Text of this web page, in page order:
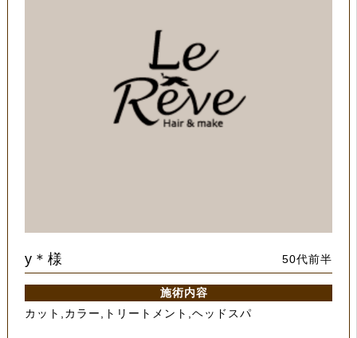
y＊様 50代前半
施術内容
カット,カラー,トリートメント,ヘッドスパ